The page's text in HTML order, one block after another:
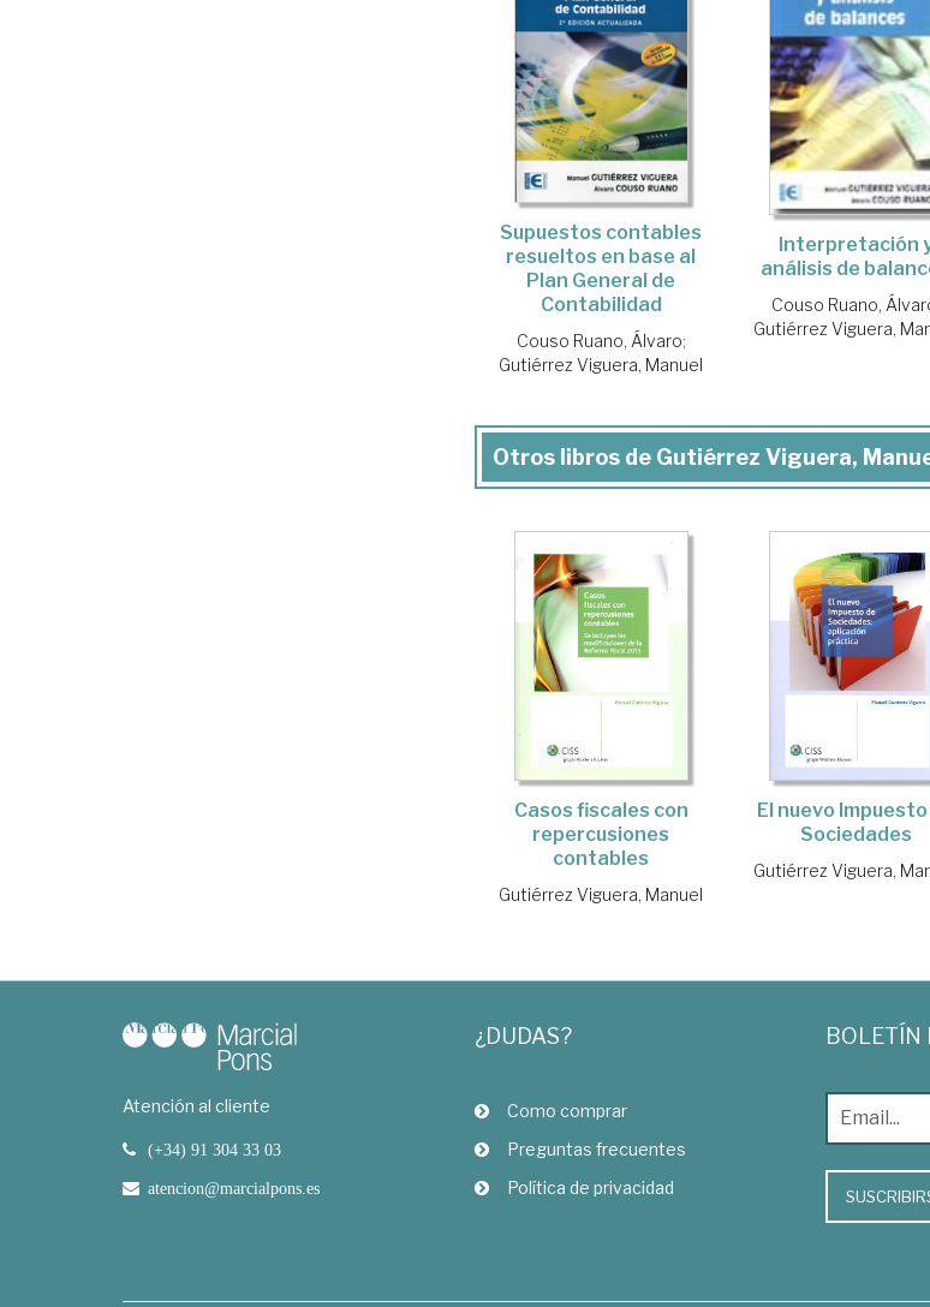
Supuestos contables
resueltos en base al
Plan General de
Contabilidad
Couso Ruano, Álvaro;
Gutiérrez Viguera, Manuel
Interpretación
análisis de
Couso Ruano,
Gutiérrez Viguera,
Otros libros de Gutiérrez Viguera,
Casos fiscales con
repercusiones
contables
Gutiérrez Viguera, Manuel
El nuevo Impuesto
Sociedades
Gutiérrez Viguera,
Atención al cliente
(+34) 91 304 33 03
atencion@marcialpons.es
¿DUDAS?
Como comprar
Preguntas frecuentes
Política de privacidad
BOLETÍN